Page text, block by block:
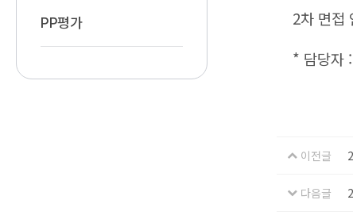
PP평가
2차 면접
* 담당자
이전글
다음글